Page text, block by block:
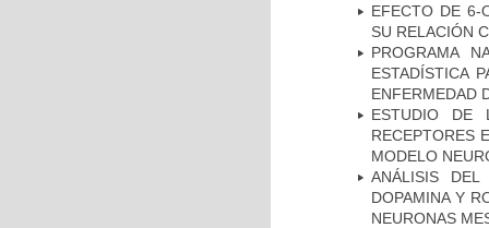
EFECTO DE 6-
SU RELACIÓN
PROGRAMA
ESTADÍSTICA
ENFERMEDAD
ESTUDIO DE
RECEPTORES
MODELO
ANÁLISIS
DOPAMINA Y
NEURONAS